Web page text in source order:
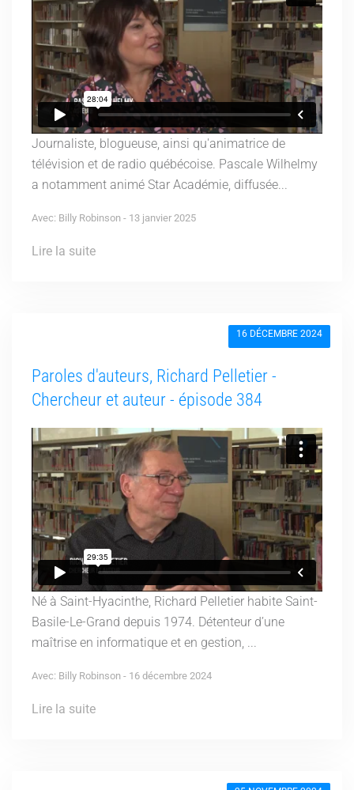
Journaliste, blogueuse, ainsi qu'animatrice de
télévision et de radio québécoise. Pascale Wilhelmy
a notamment animé Star Académie, diffusée...
Avec: Billy Robinson - 13 janvier 2025
Lire la suite
16 DÉCEMBRE 2024
Paroles d'auteurs, Richard Pelletier -
Chercheur et auteur - épisode 384
Né à Saint-Hyacinthe, Richard Pelletier habite Saint-
Basile-Le-Grand depuis 1974. Détenteur d’une
maîtrise en informatique et en gestion, ...
Avec: Billy Robinson - 16 décembre 2024
Lire la suite